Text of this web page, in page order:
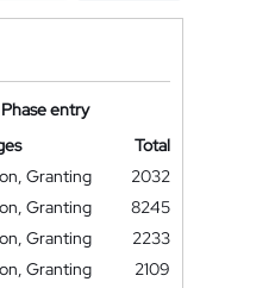
entry
Total
Granting
2032
Granting
8245
Granting
2233
Granting
2109